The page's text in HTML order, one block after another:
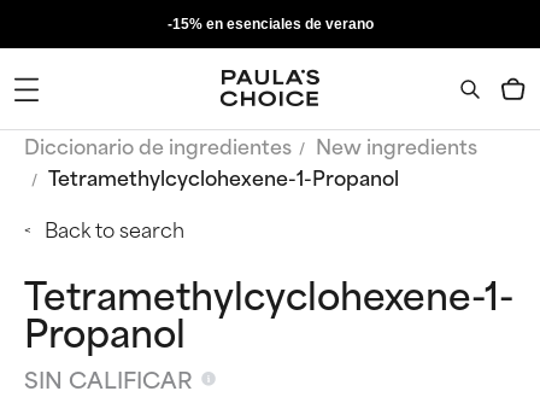
-15% en esenciales de verano
Diccionario de ingredientes
New ingredients
Tetramethylcyclohexene-1-Propanol
Back to search
Tetramethylcyclohexene-1-
Propanol
SIN CALIFICAR